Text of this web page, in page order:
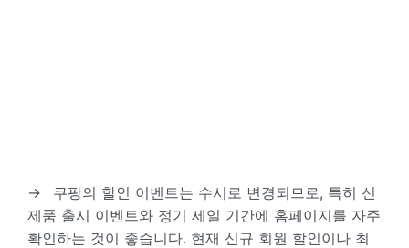
→
쿠팡의 할인 이벤트는 수시로 변경되므로, 특히 신
제품 출시 이벤트와 정기 세일 기간에 홈페이지를 자주
확인하는 것이 좋습니다. 현재 신규 회원 할인이나 최